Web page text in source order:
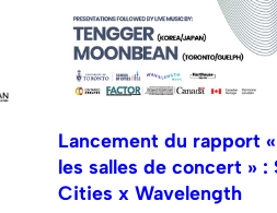
Lancement du rapport
les salles de concert » :
Cities x Wavelength